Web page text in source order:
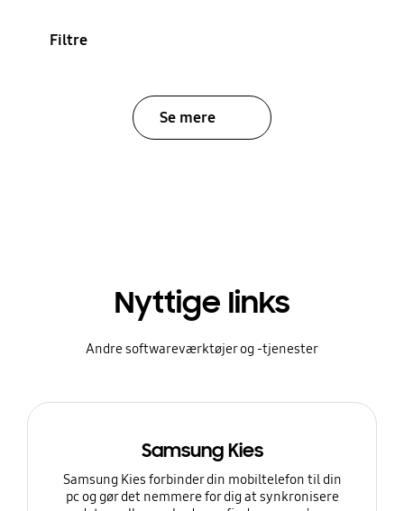
Filtre
Se mere
Nyttige links
Andre softwareværktøjer og -tjenester
Samsung Kies
Samsung Kies forbinder din mobiltelefon til din
pc og gør det nemmere for dig at synkronisere